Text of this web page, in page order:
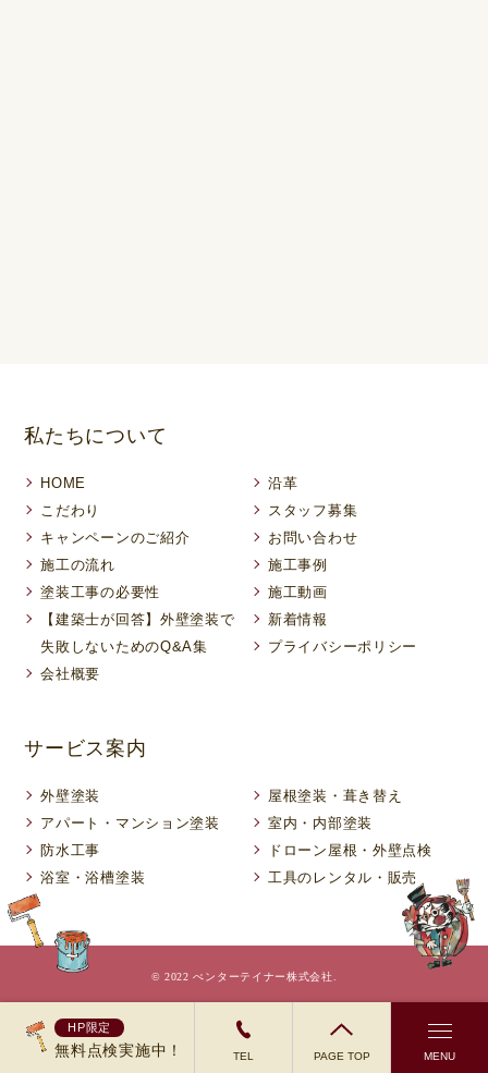
HP限定
無料点検実施中！ TEL PAGE TOP MENU
私たちについて
HOME
こだわり
キャンペーンのご紹介
施工の流れ
塗装工事の必要性
【建築士が回答】外壁塗装で
失敗しないためのQ&A集
会社概要
沿革
スタッフ募集
お問い合わせ
施工事例
施工動画
新着情報
プライバシーポリシー
サービス案内
外壁塗装
アパート・マンション塗装
防水工事
浴室・浴槽塗装
屋根塗装・葺き替え
室内・内部塗装
ドローン屋根・外壁点検
工具のレンタル・販売
© 2022 ぺンターテイナー株式会社.